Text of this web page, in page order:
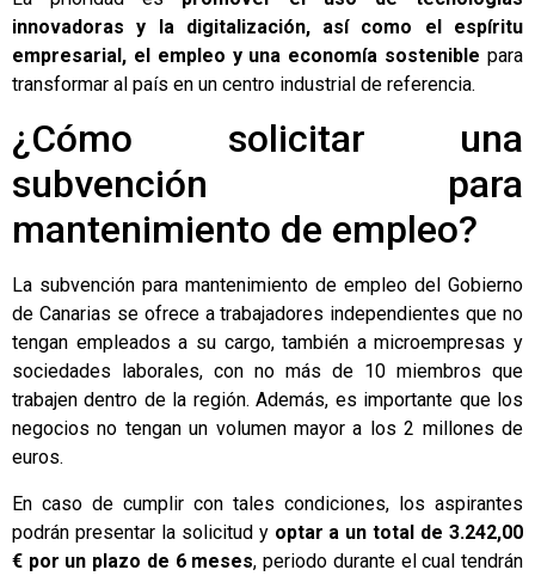
innovadoras y la digitalización, así como el espíritu
empresarial, el empleo y una economía sostenible para
transformar al país en un centro industrial de referencia.
¿Cómo solicitar una
subvención para
mantenimiento de empleo?
La subvención para mantenimiento de empleo del Gobierno
de Canarias se ofrece a trabajadores independientes que no
tengan empleados a su cargo, también a microempresas y
sociedades laborales, con no más de 10 miembros que
trabajen dentro de la región. Además, es importante que los
negocios no tengan un volumen mayor a los 2 millones de
euros.
En caso de cumplir con tales condiciones, los aspirantes
podrán presentar la solicitud y optar a un total de 3.242,00
€ por un plazo de 6 meses, periodo durante el cual tendrán